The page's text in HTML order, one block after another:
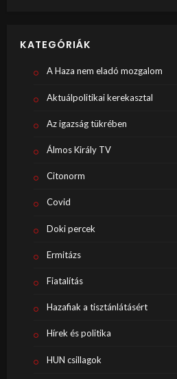
KATEGÓRIÁK
A Haza nem eladó mozgalom
Aktuálpolitikai kerekasztal
Az igazság tükrében
Álmos Király TV
Citonorm
Covid
Doki percek
Ermitázs
Fiatalítás
Hazafiak a tisztánlátásért
Hírek és politika
HUN csillagok